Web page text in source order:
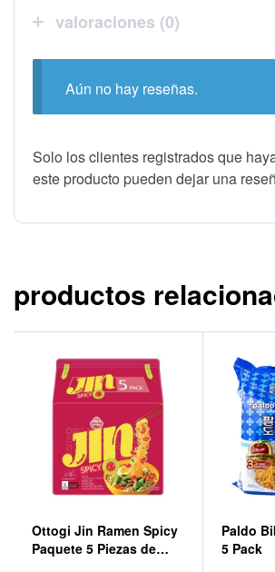
valoraciones (0)
Aún no hay reseñas.
Solo los clientes registrados que
este producto pueden dejar una
productos
Ottogi Jin Ramen Spicy
Paquete 5 Piezas de
Paldo
5 Pack